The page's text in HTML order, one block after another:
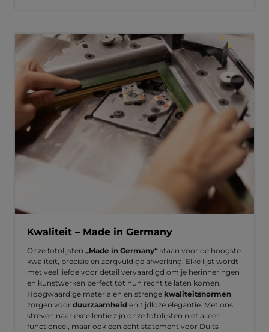
Kwaliteit – Made in Germany
Onze fotolijsten „Made in Germany“ staan voor de hoogste
kwaliteit, precisie en zorgvuldige afwerking. Elke lijst wordt
met veel liefde voor detail vervaardigd om je herinneringen
en kunstwerken perfect tot hun recht te laten komen.
Hoogwaardige materialen en strenge kwaliteitsnormen
zorgen voor duurzaamheid en tijdloze elegantie. Met ons
streven naar excellentie zijn onze fotolijsten niet alleen
functioneel, maar ook een echt statement voor Duits